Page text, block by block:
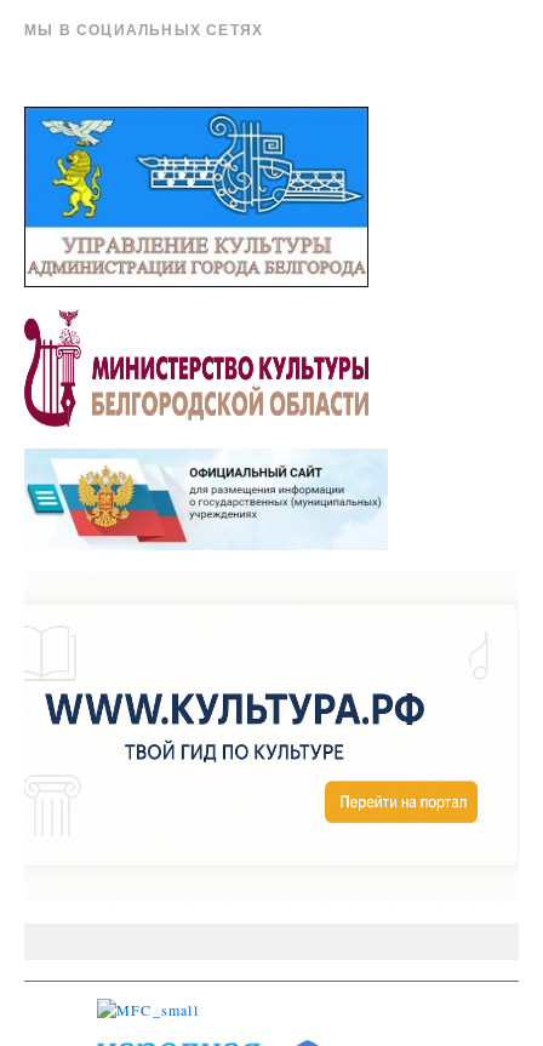
МЫ В СОЦИАЛЬНЫХ СЕТЯХ